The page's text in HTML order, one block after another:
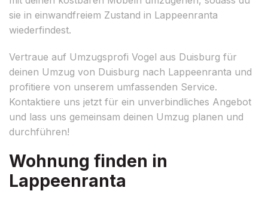
sie in einwandfreiem Zustand in Lappeenranta
wiederfindest.
Vertraue auf Umzugsprofi Vogel aus Duisburg für
deinen Umzug von Duisburg nach Lappeenranta und
profitiere von unserem umfassenden Service.
Kontaktiere uns jetzt für ein unverbindliches Angebot
und lass uns gemeinsam deinen Umzug planen und
durchführen!
Wohnung finden in
Lappeenranta